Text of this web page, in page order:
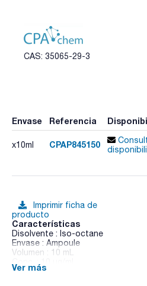
CAS: 35065-29-3
Envase Referencia
x10ml CPAP845150
Imprimir ficha de
producto
Características
Disolvente : Iso-octane
Envase : Ampoule
Volumen : 10 mL
CAS : [35065-29-3]
Ver más